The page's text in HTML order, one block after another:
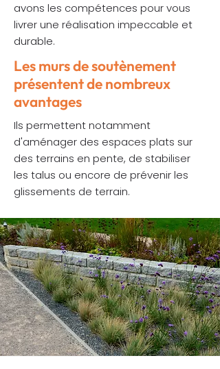
avons les compétences pour vous
livrer une réalisation impeccable et
durable.
Les murs de soutènement
présentent de nombreux
avantages
Ils permettent notamment
d'aménager des espaces plats sur
des terrains en pente, de stabiliser
les talus ou encore de prévenir les
glissements de terrain.